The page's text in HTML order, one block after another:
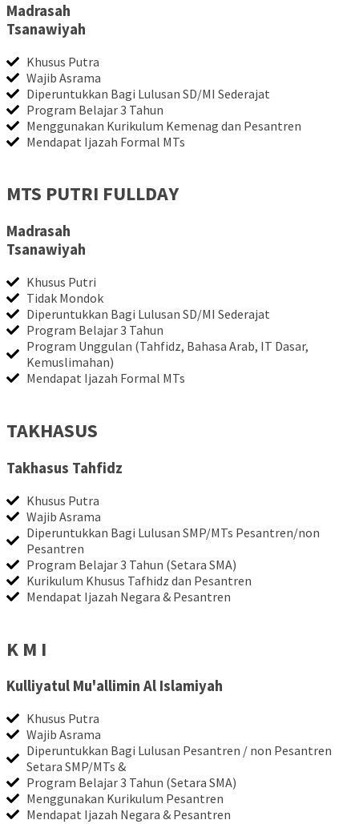
Madrasah
Tsanawiyah
Khusus Putra
Wajib Asrama
Diperuntukkan Bagi Lulusan SD/MI Sederajat
Program Belajar 3 Tahun
Menggunakan Kurikulum Kemenag dan Pesantren
Mendapat Ijazah Formal MTs
MTS PUTRI FULLDAY
Madrasah
Tsanawiyah
Khusus Putri
Tidak Mondok
Diperuntukkan Bagi Lulusan SD/MI Sederajat
Program Belajar 3 Tahun
Program Unggulan (Tahfidz, Bahasa Arab, IT Dasar,
Kemuslimahan)
Mendapat Ijazah Formal MTs
TAKHASUS
Takhasus Tahfidz
Khusus Putra
Wajib Asrama
Diperuntukkan Bagi Lulusan SMP/MTs Pesantren/non
Pesantren
Program Belajar 3 Tahun (Setara SMA)
Kurikulum Khusus Tafhidz dan Pesantren
Mendapat Ijazah Negara & Pesantren
K M I
Kulliyatul Mu'allimin Al Islamiyah
Khusus Putra
Wajib Asrama
Diperuntukkan Bagi Lulusan Pesantren / non Pesantren
Setara SMP/MTs &
Program Belajar 3 Tahun (Setara SMA)
Menggunakan Kurikulum Pesantren
Mendapat Ijazah Negara & Pesantren